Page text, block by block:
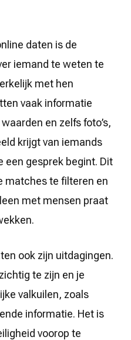
daten is de
iemand te weten te
met hen
vaak informatie
en zelfs foto’s,
krijgt van iemands
een gesprek begint. Dit
matches te filteren en
met mensen praat
ook zijn uitdagingen.
te zijn en je
valkuilen, zoals
informatie. Het is
voorop te